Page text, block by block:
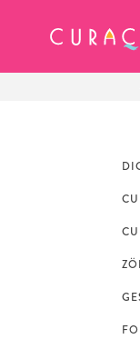
MEINE
Es schaut